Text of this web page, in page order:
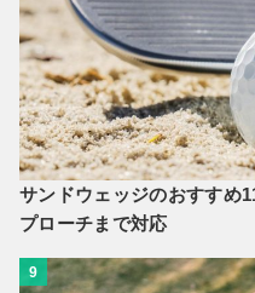
サンドウェッジのおすすめ
プローチまで対応
9